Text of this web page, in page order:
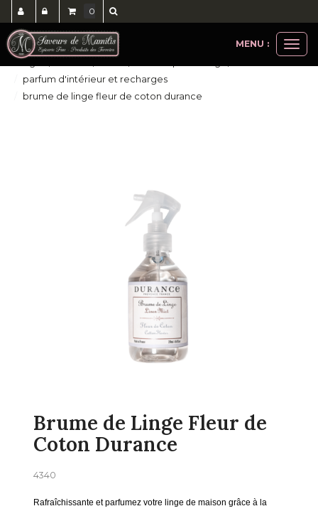
le
MENU :
bougies, senteurs, savons, soins corps et visage, cheveux
parfum d'intérieur et recharges
brume de linge fleur de coton durance
Brume de Linge Fleur de
Coton Durance
4340
Rafraîchissante et parfumez votre linge de maison grâce à la
0